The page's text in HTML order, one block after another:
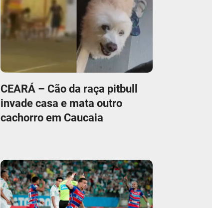
CEARÁ – Cão da raça pitbull
invade casa e mata outro
cachorro em Caucaia